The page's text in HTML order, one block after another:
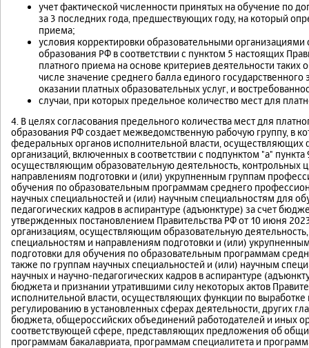
учет фактической численности принятых на обучение по
за 3 последних года, предшествующих году, на который
приема;
условия корректировки образовательными
образования РФ в соответствии с пунктом 5 настоящих
платного приема на основе критериев деятельности
числе значение среднего балла единого
оказании платных образовательных услуг, и
случаи, при которых предельное количество мест для
4. В целях согласования предельного количества мест для
образования РФ создает межведомственную рабочую группу, в
федеральных органов исполнительной власти,
организаций, включенных в соответствии с подпунктом "а"
осуществляющим образовательную деятельность,
направлениям подготовки и (или) укрупненным группам
обучения по образовательным программам среднего
научных специальностей и (или) научным специальностям для
педагогических кадров в аспирантуре (адъюнктуре) за счет
утвержденных постановлением Правительства РФот 10 июня
организациям, осуществляющим образовательную
специальностям и направлениям подготовки и (или)
подготовки для обучения по образовательным программам
также по группам научных специальностей и (или) научным
научных и научно-педагогических кадров в аспирантуре
бюджета и признании утратившими силу некоторых актов
исполнительной власти, осуществляющих функции по
регулированию в установленных сферах деятельности, других
бюджета, общероссийских объединений работодателей и иных
соответствующей сфере, представляющих предложения об
программам бакалавриата, программам специалитета и